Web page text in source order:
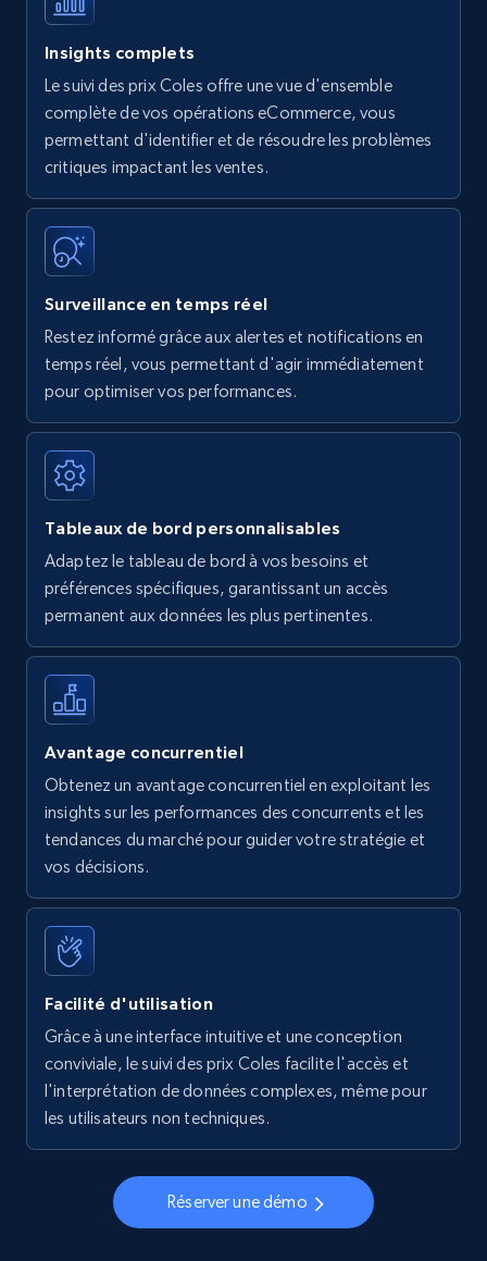
Insights complets
Le suivi des prix Coles offre une vue d'ensemble
complète de vos opérations eCommerce, vous
permettant d'identifier et de résoudre les problèmes
critiques impactant les ventes.
Surveillance en temps réel
Restez informé grâce aux alertes et notifications en
temps réel, vous permettant d'agir immédiatement
pour optimiser vos performances.
Tableaux de bord personnalisables
Adaptez le tableau de bord à vos besoins et
préférences spécifiques, garantissant un accès
permanent aux données les plus pertinentes.
Avantage concurrentiel
Obtenez un avantage concurrentiel en exploitant les
insights sur les performances des concurrents et les
tendances du marché pour guider votre stratégie et
vos décisions.
Facilité d'utilisation
Grâce à une interface intuitive et une conception
conviviale, le suivi des prix Coles facilite l'accès et
l'interprétation de données complexes, même pour
les utilisateurs non techniques.
Réserver une démo